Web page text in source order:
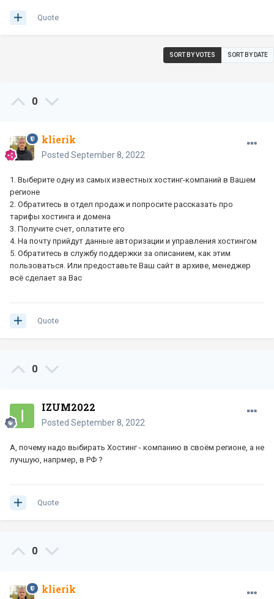
Quote
SORT BY VOTES SORT BY DATE
0
klierik
Posted September 8, 2022
1. Выберите одну из самых известных хостинг-компаний в Вашем
регионе
2. Обратитесь в отдел продаж и попросите рассказать про
тарифы хостинга и домена
3. Получите счет, оплатите его
4. На почту прийдут данные авторизации и управления хостингом
5. Обратитесь в службу поддержки за описанием, как этим
пользоваться. Или предоставьте Ваш сайт в архиве, менеджер
всё сделает за Вас
Quote
0
IZUM2022
Posted September 8, 2022
А, почему надо выбирать Хостинг - компанию в своём регионе, а не
лучшую, напрмер, в РФ ?
Quote
0
klierik